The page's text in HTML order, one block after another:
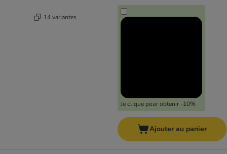
14 variantes
Je clique pour obtenir -10%
Ajouter au panier